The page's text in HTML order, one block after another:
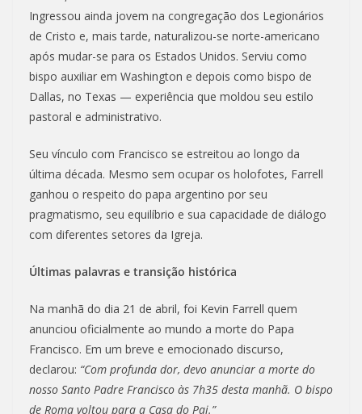
Ingressou ainda jovem na congregação dos Legionários
de Cristo e, mais tarde, naturalizou-se norte-americano
após mudar-se para os Estados Unidos. Serviu como
bispo auxiliar em Washington e depois como bispo de
Dallas, no Texas — experiência que moldou seu estilo
pastoral e administrativo.
Seu vínculo com Francisco se estreitou ao longo da
última década. Mesmo sem ocupar os holofotes, Farrell
ganhou o respeito do papa argentino por seu
pragmatismo, seu equilíbrio e sua capacidade de diálogo
com diferentes setores da Igreja.
Últimas palavras e transição histórica
Na manhã do dia 21 de abril, foi Kevin Farrell quem
anunciou oficialmente ao mundo a morte do Papa
Francisco. Em um breve e emocionado discurso,
declarou: “Com profunda dor, devo anunciar a morte do
nosso Santo Padre Francisco às 7h35 desta manhã. O bispo
de Roma voltou para a Casa do Pai.”